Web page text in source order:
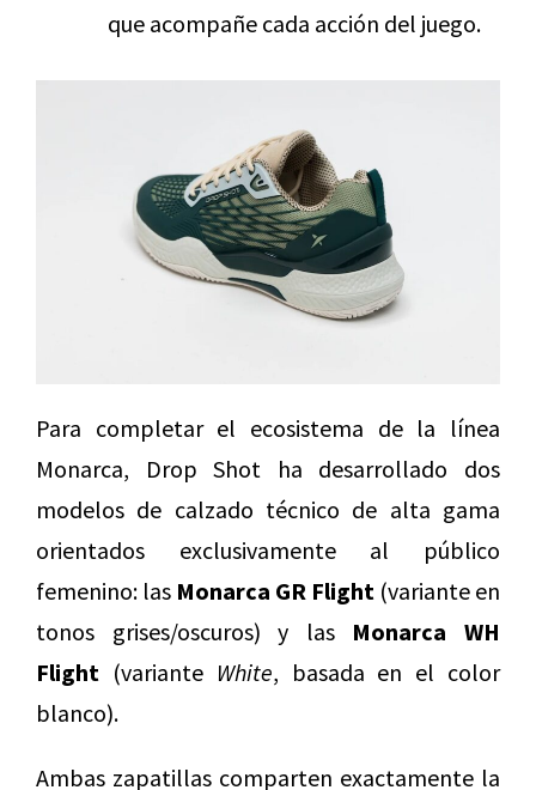
que acompañe cada acción del juego.
Para completar el ecosistema de la línea
Monarca, Drop Shot ha desarrollado dos
modelos de calzado técnico de alta gama
orientados exclusivamente al público
femenino: las Monarca GR Flight (variante en
tonos grises/oscuros) y las Monarca WH
Flight (variante White, basada en el color
blanco).
Ambas zapatillas comparten exactamente la